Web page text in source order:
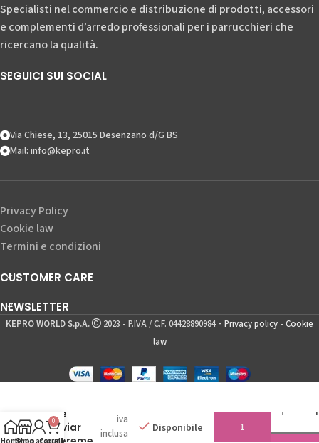
Specialisti nel commercio e distribuzione di prodotti, accessori
e complementi d’arredo professionali per i parrucchieri che
ricercano la qualità.
SEGUICI SUI SOCIAL
Via Chiese, 13, 25015 Desenzano d/G BS
Mail: info@kepro.it
Privacy Policy
Cookie law
Termini e condizioni
CUSTOMER CARE
NEWSLETTER
KEPRO WORLD S.p.A. 2023 - P.IVA / C.F. 04428890984 - Privacy policy - Cookie
law
size
Caviar
iva
inclusa
Disponibile
Acquista ora
0